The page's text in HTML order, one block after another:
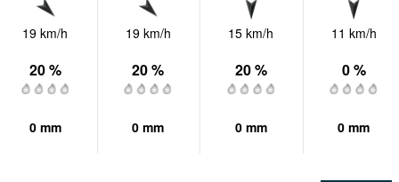
19 km/h
20 %
0 mm
19 km/h
20 %
0 mm
15 km/h
20 %
0 mm
11 km/h
0 %
0 mm